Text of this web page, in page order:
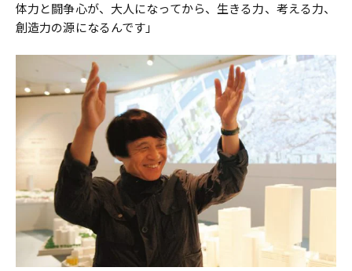
体力と闘争心が、大人になってから、生きる力、考える力、
創造力の源になるんです」